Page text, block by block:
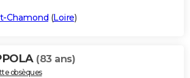
Chamond (Loire)
(83 ans)
obsèques